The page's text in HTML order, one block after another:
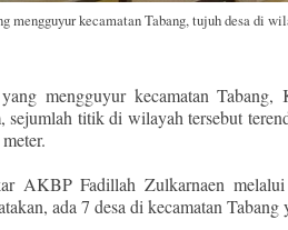
mengguyur kecamatan Tabang, tujuh desa di
mengguyur kecamatan
sejumlah titik di wilayah tersebut
AKBP Fadillah Zulkarnaen
ada 7 desa di kecamatan